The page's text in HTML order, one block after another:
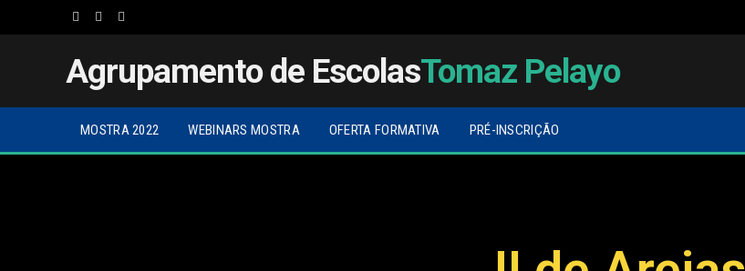
Facebook
TwitterInstagram
Agrupamento de EscolasTomaz Pelayo
MOSTRA 2022 WEBINARS MOSTRA OFERTA FORMATIVA PRÉ-INSCRIÇÃO